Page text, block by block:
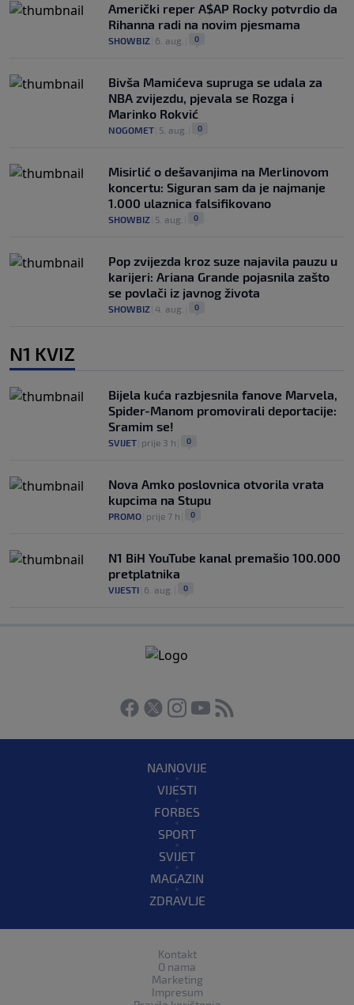
Američki reper A$AP Rocky potvrdio da
Rihanna radi na novim pjesmama
SHOWBIZ 6. aug. 0
Bivša Mamićeva supruga se udala za
NBA zvijezdu, pjevala se Rozga i
Marinko Rokvić
NOGOMET 5. aug. 0
Misirlić o dešavanjima na Merlinovom
koncertu: Siguran sam da je najmanje
1.000 ulaznica falsifikovano
SHOWBIZ 5. aug. 0
Pop zvijezda kroz suze najavila pauzu u
karijeri: Ariana Grande pojasnila zašto
se povlači iz javnog života
SHOWBIZ 4. aug. 0
N1 KVIZ
Bijela kuća razbjesnila fanove Marvela,
Spider-Manom promovirali deportacije:
Sramim se!
SVIJET prije 3 h 0
Nova Amko poslovnica otvorila vrata
kupcima na Stupu
PROMO prije 7 h 0
N1 BiH YouTube kanal premašio 100.000
pretplatnika
VIJESTI 6. aug. 0
NAJNOVIJE
VIJESTI
FORBES
SPORT
SVIJET
MAGAZIN
ZDRAVLJE
Kontakt
O nama
Marketing
Impresum